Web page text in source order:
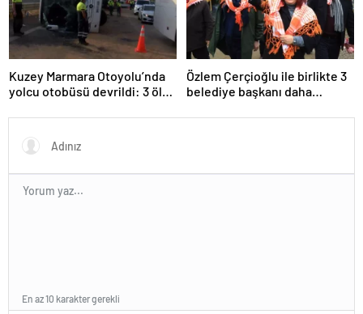
Kuzey Marmara Otoyolu’nda
yolcu otobüsü devrildi: 3 ölü
Özlem Çerçioğlu ile birlikte 3
belediye başkanı daha
En az 10 karakter gerekli